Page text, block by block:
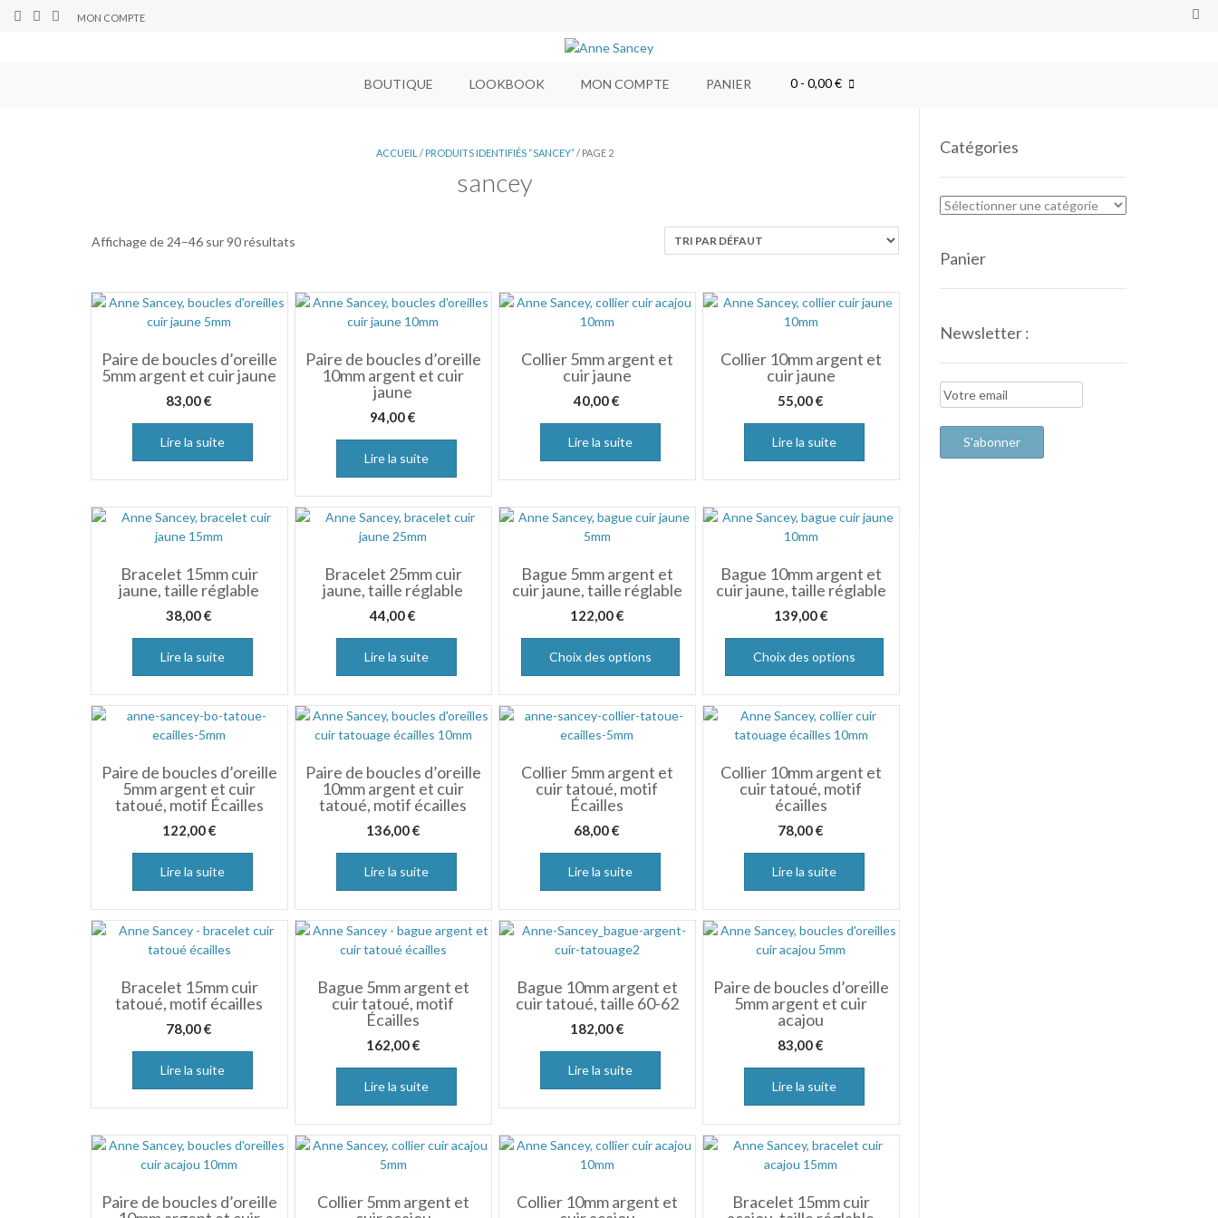
MON COMPTE
BOUTIQUE LOOKBOOK MON COMPTE PANIER 0- 0,00 €
ACCUEIL / PRODUITS IDENTIFIÉS “SANCEY”/ PAGE 2
sancey
Affichage de 24–46 sur 90 résultats
Paire de boucles d’oreille
5mm argent et cuir jaune
83,00€
Lire la suite
Paire de boucles d’oreille
10mm argent et cuir
jaune
94,00€
Lire la suite
Collier 5mm argent et
cuir jaune
40,00€
Lire la suite
Collier 10mm argent et
cuir jaune
55,00€
Lire la suite
Bracelet 15mm cuir
jaune, taille réglable
38,00€
Lire la suite
Bracelet 25mm cuir
jaune, taille réglable
44,00€
Lire la suite
Bague 5mm argent et
cuir jaune, taille réglable
122,00€
Choix des options
Bague 10mm argent et
cuir jaune, taille réglable
139,00€
Choix des options
Paire de boucles d’oreille
5mm argent et cuir
tatoué, motif Écailles
122,00€
Lire la suite
Paire de boucles d’oreille
10mm argent et cuir
tatoué, motif écailles
136,00€
Lire la suite
Collier 5mm argent et
cuir tatoué, motif
Écailles
68,00€
Lire la suite
Collier 10mm argent et
cuir tatoué, motif
écailles
78,00€
Lire la suite
Bracelet 15mm cuir
tatoué, motif écailles
78,00€
Lire la suite
Bague 5mm argent et
cuir tatoué, motif
Écailles
162,00€
Lire la suite
Bague 10mm argent et
cuir tatoué, taille 60-62
182,00€
Lire la suite
Paire de boucles d’oreille
5mm argent et cuir
acajou
83,00€
Lire la suite
Paire de boucles d’oreille
Collier 5mm argent et
Collier 10mm argent et
Bracelet 15mm cuir
Catégories
Panier
Newsletter :